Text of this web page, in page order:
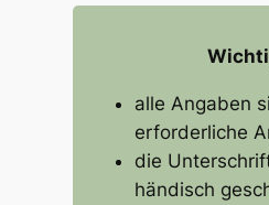
alle Angaben
erforderliche
die
händisch